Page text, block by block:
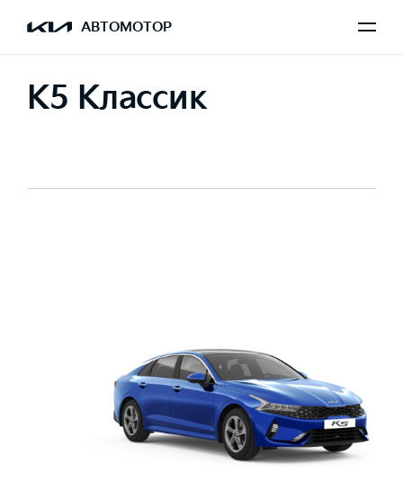
АВТОМОТОР
K5 Классик